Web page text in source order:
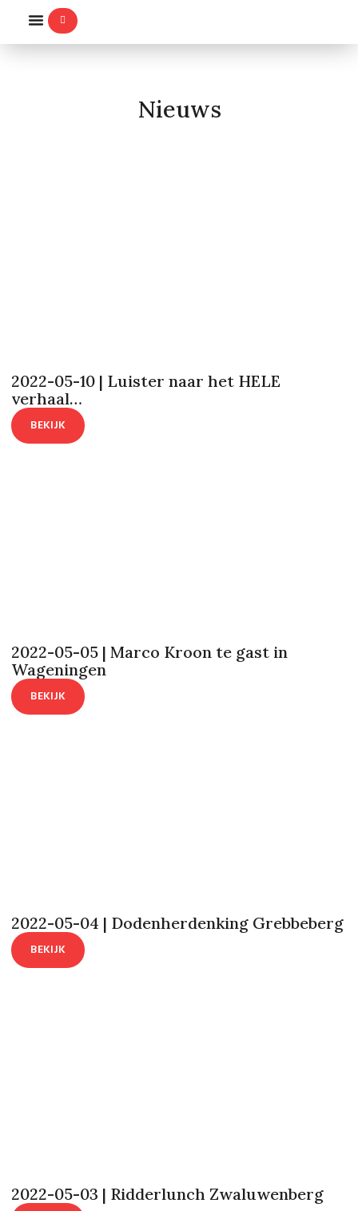
Nieuws
2022-05-10 | Luister naar het HELE
verhaal…
BEKIJK
2022-05-05 | Marco Kroon te gast in
Wageningen
BEKIJK
2022-05-04 | Dodenherdenking Grebbeberg
BEKIJK
2022-05-03 | Ridderlunch Zwaluwenberg